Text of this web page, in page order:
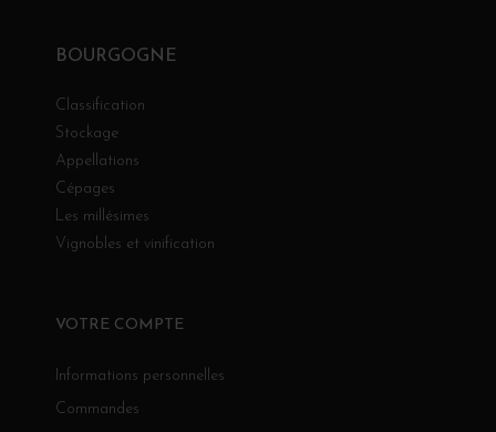
BOURGOGNE
Classification
Stockage
Appellations
Cépages
Les millésimes
Vignobles et vinification
VOTRE COMPTE
Informations personnelles
Commandes